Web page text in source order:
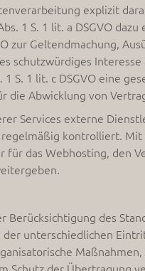
explizit
1 S. 1 lit. a DSGVO
zur Geltendmachung,
schutzwürdiges
S. 1 lit. c DSGVO eine
die Abwicklung von
Services externe
kontrolliert.
für das Webhosting, den
Berücksichtigung des
unterschiedlichen